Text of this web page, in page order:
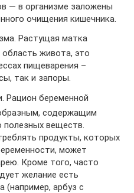
— в организме заложены
очищения кишечника.
Растущая матка
живота, это
пищеварения –
так и запоры.
Рацион беременной
содержащим
полезных веществ.
продукты, которых
может
Кроме того, часто
желание есть
арбуз с